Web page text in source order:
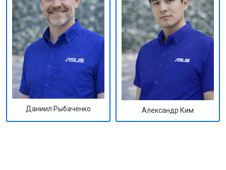
Даниил Рыбаченко Александр Ким